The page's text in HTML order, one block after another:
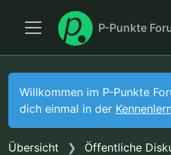
P-Punkte
Willkommen im P-Punkte
dich einmal in der
Übersicht
Öffentliche